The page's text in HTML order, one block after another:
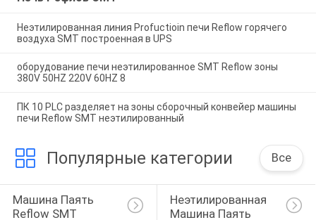
Неэтилированная линия Profuctioin печи Reflow горячего
воздуха SMT построенная в UPS
оборудование печи неэтилированное SMT Reflow зоны
380V 50HZ 220V 60HZ 8
ПК 10 PLC разделяет на зоны сборочный конвейер машины
печи Reflow SMT неэтилированный
Популярные категории Все
Машина Паять
Reflow SMT
Неэтилированная
Машина Паять